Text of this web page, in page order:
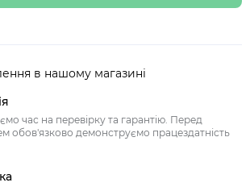
в нашому магазині
час на перевірку та гарантію. Перед
обов'язково демонструємо працездатність